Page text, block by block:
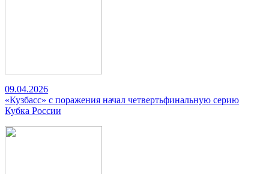
09.04.2026
«Кузбасс» с поражения начал четвертьфинальную серию
Кубка России